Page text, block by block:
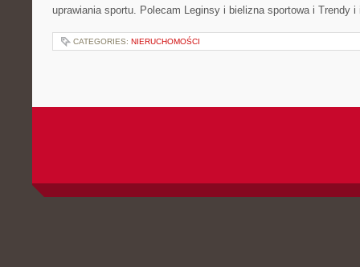
uprawiania sportu. Polecam Leginsy i bielizna sportowa i Trendy
CATEGORIES: NIERUCHOMOŚCI